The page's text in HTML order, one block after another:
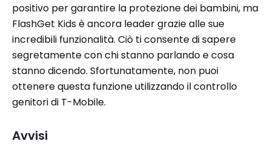
positivo per garantire la protezione dei bambini, ma
FlashGet Kids è ancora leader grazie alle sue
incredibili funzionalità. Ciò ti consente di sapere
segretamente con chi stanno parlando e cosa
stanno dicendo. Sfortunatamente, non puoi
ottenere questa funzione utilizzando il controllo
genitori di T-Mobile.
Avvisi